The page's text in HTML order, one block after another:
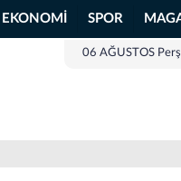
EKONOMİ SPOR
06 AĞUSTOS